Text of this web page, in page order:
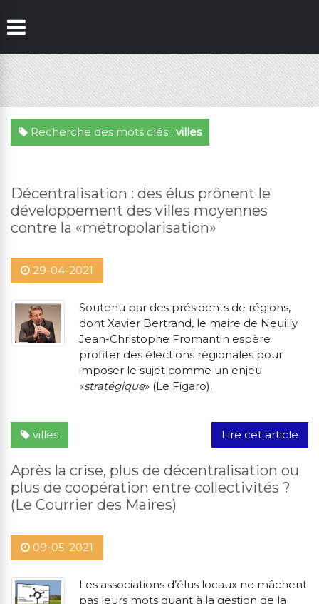
Recherche des mots clés : villes
Décentralisation : des élus prônent le
développement des villes moyennes
contre la «métropolarisation»
29-04-2021
Soutenu par des présidents de régions,
dont Xavier Bertrand, le maire de Neuilly
Jean-Christophe Fromantin espère
profiter des élections régionales pour
imposer le sujet comme un enjeu
«stratégique» (Le Figaro).
Lire cet article
villes
Après la crise, plus de décentralisation ou
plus de coopération entre collectivités ?
(Le Courrier des Maires)
09-05-2021
Les associations d’élus locaux ne mâchent
pas leurs mots quant à la gestion de la